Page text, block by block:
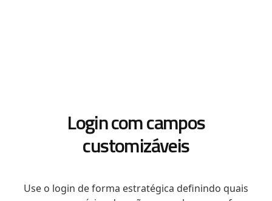
Login com campos
customizáveis
Use o login de forma estratégica definindo quais